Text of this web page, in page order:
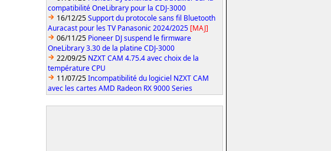
compatibilité OneLibrary pour la CDJ-3000
16/12/25Support du protocole sans fil Bluetooth
Auracast pour les TV Panasonic 2024/2025 [MAJ]
06/11/25 Pioneer DJ suspend le firmware
OneLibrary 3.30 de la platine CDJ-3000
22/09/25 NZXT CAM 4.75.4 avec choix de la
température CPU
11/07/25Incompatibilité du logiciel NZXT CAM
avec les cartes AMD Radeon RX 9000 Series